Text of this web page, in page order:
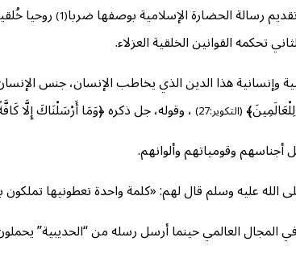
رسالة الحضارة الإسلامية بوصفها ضربا(1) روحيا
تحكمه القوانين الخلقية العزلاء.
وإنسانية هذا الدين الذي يخاطب الإنسان، جنس
(التكوير:27) ، وقوله، جل ذكره ﴿وَمَا أَرْسَلْنَاكَ إِلَّا
وقومياتهم وألوانهم.
عليه وسلم قال لهم: «كلمة واحدة تعطونيها تملكون
العالمي حينما أرسل رسله من “الحديبية”